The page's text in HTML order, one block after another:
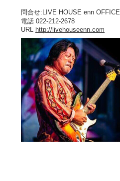
問合せ:LIVE HOUSE enn OFFICE
電話 022-212-2678
URL http://livehouseenn.com